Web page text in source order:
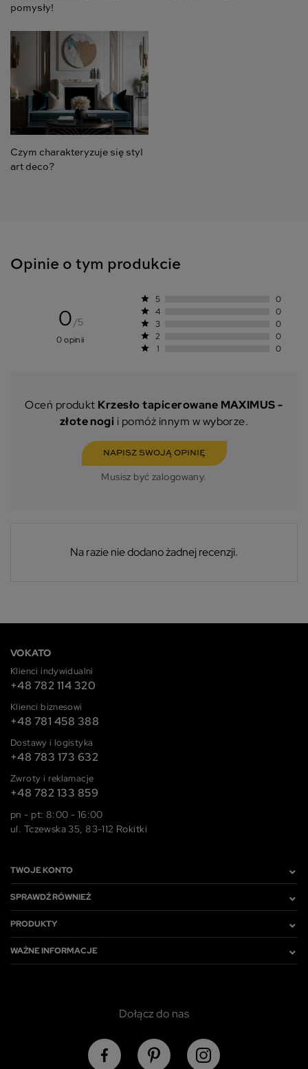
pomysły!
Czym charakteryzuje się styl
art deco?
Opinie o tym produkcie
0 /5
0 opinii
star 5 0
star 4 0
star 3 0
star 2 0
star 1 0
Oceń produkt Krzesło tapicerowane MAXIMUS -
złote nogi i pomóż innym w wyborze.
NAPISZ SWOJĄ OPINIĘ
Musisz być zalogowany.
Na razie nie dodano żadnej recenzji.
VOKATO
Klienci indywidualni
+48 782 114 320
Klienci biznesowi
+48 781 458 388
Dostawy i logistyka
+48 783 173 632
Zwroty i reklamacje
+48 782 133 859
pn - pt: 8:00 - 16:00
ul. Tczewska 35, 83-112 Rokitki
TWOJE KONTO
SPRAWDŹ RÓWNIEŻ
PRODUKTY
WAŻNE INFORMACJE
Dołącz do nas